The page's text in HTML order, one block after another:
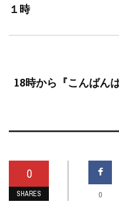
１時
18時から『こんばん
0
SHARES 0